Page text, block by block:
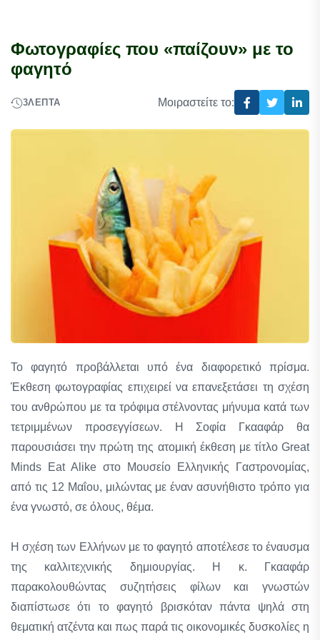
Φωτογραφίες που «παίζουν» με το
φαγητό
3ΛΕΠΤΆ Μοιραστείτε το:
Το φαγητό προβάλλεται υπό ένα διαφορετικό πρίσμα.
Έκθεση φωτογραφίας επιχειρεί να επανεξετάσει τη σχέση
του ανθρώπου με τα τρόφιμα στέλνοντας μήνυμα κατά των
τετριμμένων προσεγγίσεων. Η Σοφία Γκααφάρ θα
παρουσιάσει την πρώτη της ατομική έκθεση με τίτλο Great
Minds Eat Alike στο Μουσείο Ελληνικής Γαστρονομίας,
από τις 12 Μαΐου, μιλώντας με έναν ασυνήθιστο τρόπο για
ένα γνωστό, σε όλους, θέμα.
Η σχέση των Ελλήνων με το φαγητό αποτέλεσε το έναυσμα
της καλλιτεχνικής δημιουργίας. Η κ. Γκααφάρ
παρακολουθώντας συζητήσεις φίλων και γνωστών
διαπίστωσε ότι το φαγητό βρισκόταν πάντα ψηλά στη
θεματική ατζέντα και πως παρά τις οικονομικές δυσκολίες η